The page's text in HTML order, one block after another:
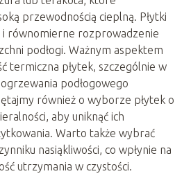
przewodnością cieplną. Płytki
i równomierne rozprowadzenie
podłogi. Ważnym aspektem
termiczna płytek, szczególnie w
podłogowego
również o wyborze płytek o
aby uniknąć ich
Warto także wybrać
nasiąkliwości, co wpłynie na
utrzymania w czystości.